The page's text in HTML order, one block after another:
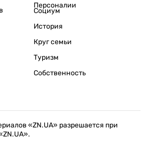
Персоналии
Социум
История
Круг семьи
Туризм
Собственность
«ZN.UA» разрешается при